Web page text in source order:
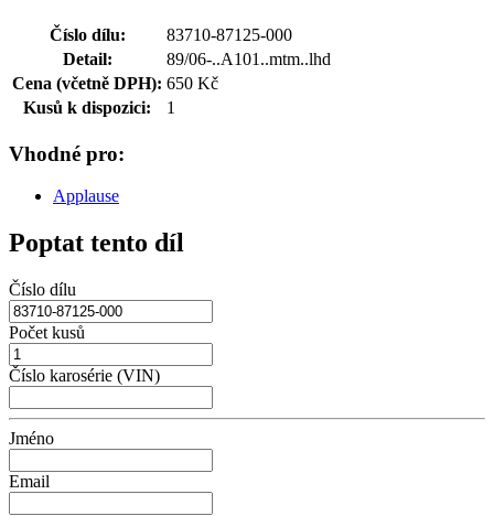
Číslo dílu:
83710-87125-000
Detail:
89/06-..A101..mtm..lhd
Cena (včetně DPH): 650 Kč
Kusů k dispozici:
1
Vhodné pro:
Applause
Poptat tento díl
Číslo dílu
Počet kusů
Číslo karosérie (VIN)
Jméno
Email